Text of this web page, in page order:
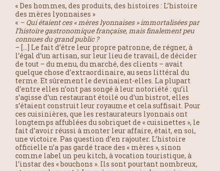
« Des hommes, des produits, des histoires : L’histoire
des mères lyonnaises »
« – Qui étaient ces « mères lyonnaises » immortalisées par
l’histoire gastronomique française, mais finalement peu
connues du grand public ?
– […] Le fait d’être leur propre patronne, de régner, à
l’égal d’un artisan, sur leur lieu de travail, de décider
de tout – du menu, du marché, des clients – avait
quelque chose d’extraordinaire, au sens littéral du
terme. Et sûrement le devinaient-elles. La plupart
d’entre elles n’ont pas songé à leur notoriété : qu’il
s’agisse d’un restaurant étoilé ou d’un bistrot, elles
s’étaient construit leur royaume et cela suffisait. Pour
ces cuisinières, que les restaurateurs lyonnais ont
longtemps affublées du sobriquet de « cuisinettes », le
fait d’avoir réussi à monter leur affaire, était, en soi,
une victoire. Pas question d’en rajouter. L’histoire
officielle n’a pas gardé trace des « mères », sinon
comme label un peu kitch, à vocation touristique, à
l’instar des « bouchons ». Ils sont pourtant nombreux,